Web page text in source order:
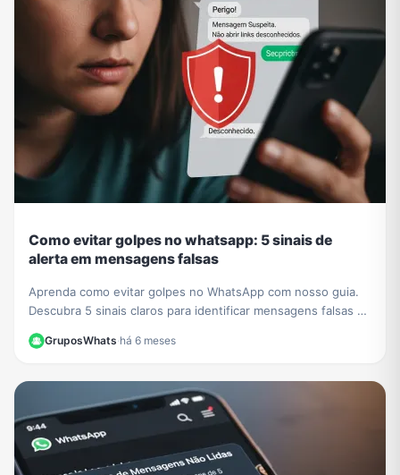
Como evitar golpes no whatsapp: 5 sinais de
alerta em mensagens falsas
Aprenda como evitar golpes no WhatsApp com nosso guia.
Descubra 5 sinais claros para identificar mensagens falsas e
GruposWhats·há 6 meses